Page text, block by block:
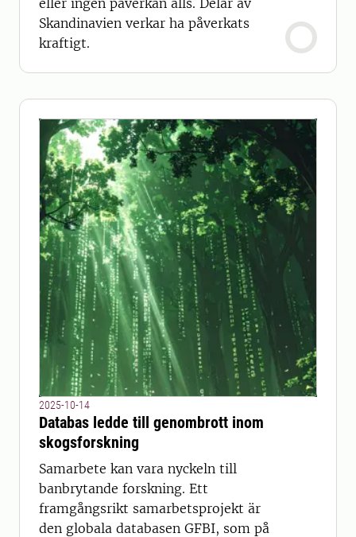
eller ingen påverkan alls. Delar av
Skandinavien verkar ha påverkats
kraftigt.
2025-10-14
Databas ledde till genombrott inom
skogsforskning
Samarbete kan vara nyckeln till
banbrytande forskning. Ett
framgångsrikt samarbetsprojekt är
den globala databasen GFBI, som på